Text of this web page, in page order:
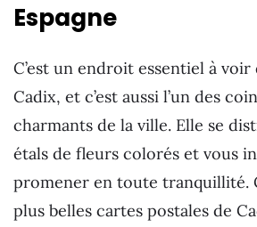
Espagne
C’est un endroit essentiel à voir
Cadix, et c’est aussi l’un des
charmants de la ville. Elle se
étals de fleurs colorés et vous
promener en toute tranquillité.
plus belles cartes postales de